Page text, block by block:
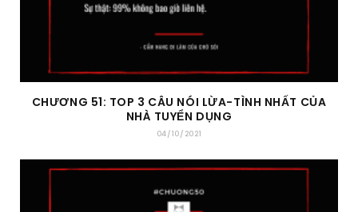
CHƯƠNG 51: TOP 3 CÂU NÓI LỪA-TÌNH NHẤT CỦA
NHÀ TUYỂN DỤNG
04/10/2021